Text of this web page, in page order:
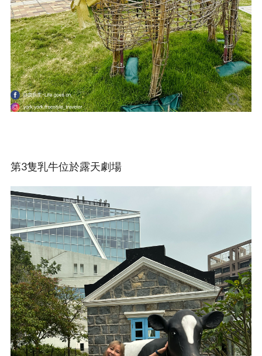
第3隻乳牛位於露天劇場